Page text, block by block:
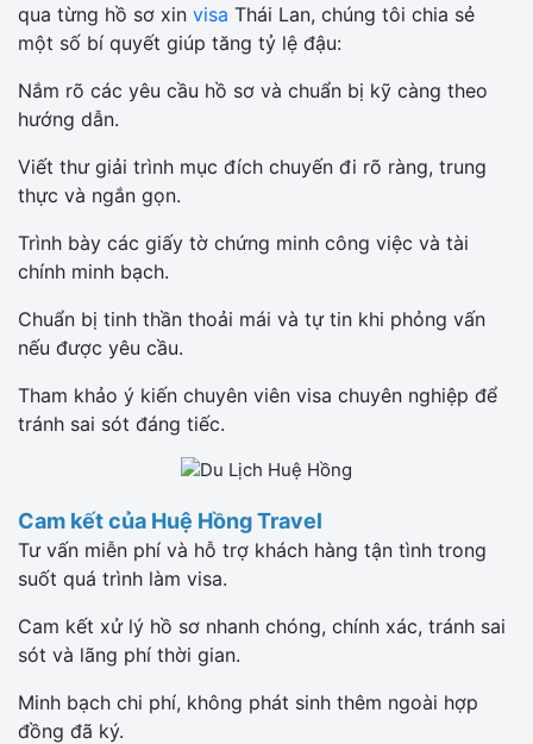
qua từng hồ sơ xin visa Thái Lan, chúng tôi chia sẻ
một số bí quyết giúp tăng tỷ lệ đậu:
Nắm rõ các yêu cầu hồ sơ và chuẩn bị kỹ càng theo
hướng dẫn.
Viết thư giải trình mục đích chuyến đi rõ ràng, trung
thực và ngắn gọn.
Trình bày các giấy tờ chứng minh công việc và tài
chính minh bạch.
Chuẩn bị tinh thần thoải mái và tự tin khi phỏng vấn
nếu được yêu cầu.
Tham khảo ý kiến chuyên viên visa chuyên nghiệp để
tránh sai sót đáng tiếc.
Cam kết của Huệ Hồng Travel
Tư vấn miễn phí và hỗ trợ khách hàng tận tình trong
suốt quá trình làm visa.
Cam kết xử lý hồ sơ nhanh chóng, chính xác, tránh sai
sót và lãng phí thời gian.
Minh bạch chi phí, không phát sinh thêm ngoài hợp
đồng đã ký.